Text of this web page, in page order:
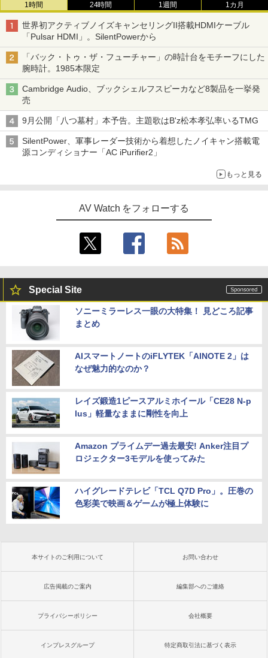
1時間 24時間 1週間 1カ月
世界初アクティブノイズキャンセリングII搭載HDMIケーブル
「Pulsar HDMI」。SilentPowerから
「バック・トゥ・ザ・フューチャー」の時計台をモチーフにした
腕時計。1985本限定
Cambridge Audio、ブックシェルフスピーカなど8製品を一挙発
売
9月公開「八つ墓村」本予告。主題歌はB'z松本孝弘率いるTMG
SilentPower、軍事レーダー技術から着想したノイキャン搭載電
源コンディショナー「AC iPurifier2」
もっと見る
AV Watch をフォローする
Special Site
ソニーミラーレス一眼の大特集！ 見どころ記事
まとめ
AIスマートノートのiFLYTEK「AINOTE 2」は
なぜ魅力的なのか？
レイズ鍛造1ピースアルミホイール「CE28 N-p
lus」軽量なままに剛性を向上
Amazon プライムデー過去最安! Anker注目プ
ロジェクター3モデルを使ってみた
ハイグレードテレビ「TCL Q7D Pro」。圧巻の
色彩美で映画＆ゲームが極上体験に
本サイトのご利用について お問い合わせ
広告掲載のご案内 編集部へのご連絡
プライバシーポリシー 会社概要
インプレスグループ 特定商取引法に基づく表示